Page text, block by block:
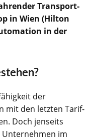
Transport-
in Wien (Hilton
in der
der
mit den letzten Tarif-
Doch jenseits
Unternehmen im